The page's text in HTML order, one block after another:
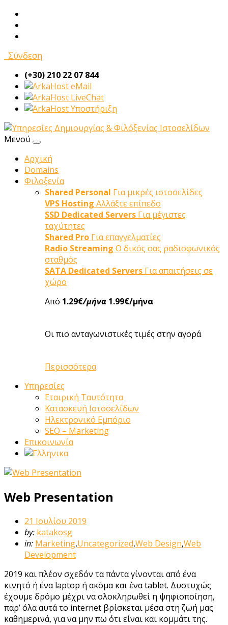
Σύνδεση
(+30) 210 22 07 844
eMail
LiveChat
Υποστήριξη
Μενού
Αρχική
Domains
Φιλοξενία
Shared Personal Για μικρές ιστοσελίδες
VPS Hosting Αλλάξτε επίπεδο
SSD Dedicated Servers Για μέγιστες
ταχύτητες
Shared Pro Για επαγγελματίες
Radio Streaming Ο δικός σας ραδιοφωνικός
σταθμός
SATA Dedicated Servers Για απαιτήσεις σε
χώρο
Από 1.29€/μήνα 1.99€/μήνα
Οι πιο ανταγωνιστικές τιμές στην αγορά
Περισσότερα
Υπηρεσίες
Εταιρική Ταυτότητα
Κατασκευή Ιστοσελίδων
Ηλεκτρονικό Εμπόριο
SEO – Marketing
Επικοινωνία
Web Presentation
21 Ιουλίου 2019
by: katakosg
in: Marketing,Uncategorized,Web Design,Web
Development
2019 και πλέον σχεδόν τα πάντα γίνονται από ένα
κινητό ή ένα laptop ή ακόμα και ένα tablet. Δυστυχώς
έχουμε δρόμο μέχρι να ολοκληρωθεί η ψηφιοποίηση,
παρ’ όλα αυτά το internet βρίσκεται μέσα στη ζωή μας
καθημερινά, για να μην πω ότι είναι και κομμάτι της.